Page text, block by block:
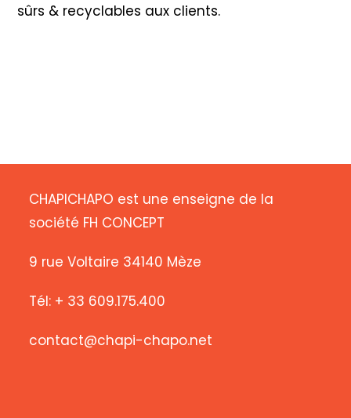
sûrs & recyclables aux clients.
CHAPICHAPO est une enseigne de la
société FH CONCEPT
9 rue Voltaire 34140 Mèze
Tél: + 33 609.175.400
contact@chapi-chapo.net